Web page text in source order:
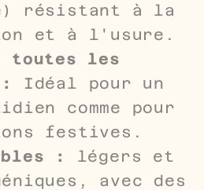
résistant à la
et à l'usure.
toutes les
Idéal pour un
comme pour
festives.
:
légers et
avec des